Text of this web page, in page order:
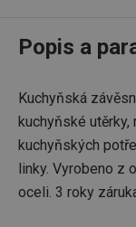
Popis a
Kuchyňská
kuchyňské utěrky,
kuchyňských
linky. Vyrobeno z
oceli. 3 roky